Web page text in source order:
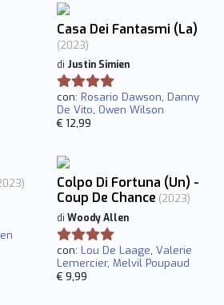
Casa Dei Fantasmi (La)
(2023)
di Justin Simien
con: Rosario Dawson, Danny
De Vito, Owen Wilson
€ 12,99
Colpo Di Fortuna (Un) -
Coup De Chance (2023)
di Woody Allen
con: Lou De Laage, Valerie
Lemercier, Melvil Poupaud
€ 9,99